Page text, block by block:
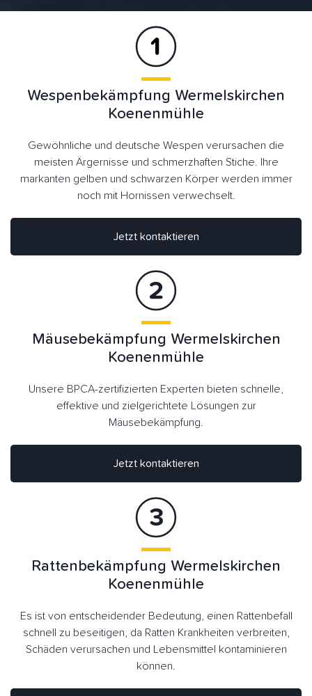
Wespenbekämpfung Wermelskirchen
Koenenmühle
Gewöhnliche und deutsche Wespen verursachen die
meisten Ärgernisse und schmerzhaften Stiche. Ihre
markanten gelben und schwarzen Körper werden immer
noch mit Hornissen verwechselt.
Jetzt kontaktieren
Jetzt kontaktieren
Mäusebekämpfung Wermelskirchen
Koenenmühle
Unsere BPCA-zertifizierten Experten bieten schnelle,
effektive und zielgerichtete Lösungen zur
Mäusebekämpfung.
Rattenbekämpfung Wermelskirchen
Koenenmühle
Es ist von entscheidender Bedeutung, einen Rattenbefall
schnell zu beseitigen, da Ratten Krankheiten verbreiten,
Schäden verursachen und Lebensmittel kontaminieren
können.